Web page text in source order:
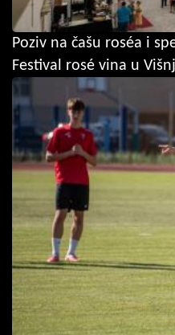
Poziv na čašu roséa i
Festival rosé vina u